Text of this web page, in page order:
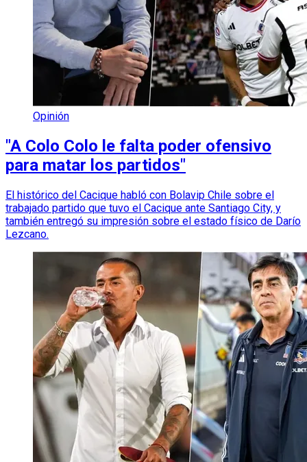
Opinión
"A Colo Colo le falta poder ofensivo
para matar los partidos"
El histórico del Cacique habló con Bolavip Chile sobre el
trabajado partido que tuvo el Cacique ante Santiago City, y
también entregó su impresión sobre el estado físico de Darío
Lezcano.